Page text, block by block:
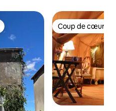
plus appréciés Coup de cœur
Coup de cœur